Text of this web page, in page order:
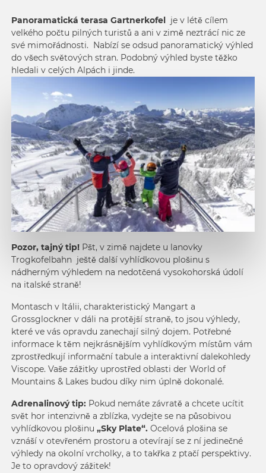
Panoramatická terasa Gartnerkofel je v létě cílem
velkého počtu pilných turistů a ani v zimě neztrácí nic ze
své mimořádnosti. Nabízí se odsud panoramatický výhled
do všech světových stran. Podobný výhled byste těžko
hledali v celých Alpách i jinde.
Pozor, tajný tip! Pšt, v zimě najdete u lanovky
Trogkofelbahn ještě další vyhlídkovou plošinu s
nádherným výhledem na nedotčená vysokohorská údolí
na italské straně!
Montasch v Itálii, charakteristický Mangart a
Grossglockner v dáli na protější straně, to jsou výhledy,
které ve vás opravdu zanechají silný dojem. Potřebné
informace k těm nejkrásnějším vyhlídkovým místům vám
zprostředkují informační tabule a interaktivní dalekohledy
Viscope. Vaše zážitky uprostřed oblasti der World of
Mountains & Lakes budou díky nim úplně dokonalé.
Adrenalinový tip: Pokud nemáte závratě a chcete ucítit
svět hor intenzivně a zblízka, vydejte se na působivou
vyhlídkovou plošinu „Sky Plate“. Ocelová plošina se
vznáší v otevřeném prostoru a otevírají se z ní jedinečné
výhledy na okolní vrcholky, a to takřka z ptačí perspektivy.
Je to opravdový zážitek!